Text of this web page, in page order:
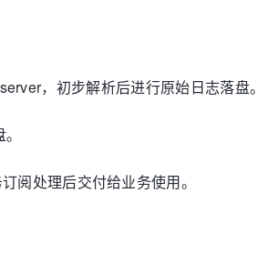
，初步解析后进行原始日志落盘
阅处理后交付给业务使用。